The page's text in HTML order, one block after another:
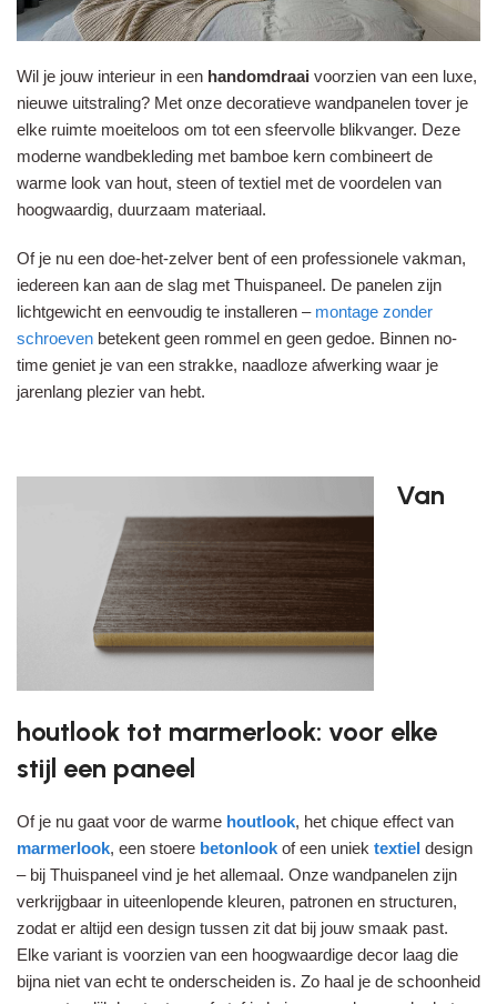
Wil je jouw interieur in een handomdraai voorzien van een luxe,
nieuwe uitstraling? Met onze decoratieve wandpanelen tover je
elke ruimte moeiteloos om tot een sfeervolle blikvanger. Deze
moderne wandbekleding met bamboe kern combineert de
warme look van hout, steen of textiel met de voordelen van
hoogwaardig, duurzaam materiaal.
Of je nu een doe-het-zelver bent of een professionele vakman,
iedereen kan aan de slag met Thuispaneel. De panelen zijn
lichtgewicht en eenvoudig te installeren – montage zonder
schroeven betekent geen rommel en geen gedoe. Binnen no-
time geniet je van een strakke, naadloze afwerking waar je
jarenlang plezier van hebt.
Van
houtlook tot marmerlook: voor elke
stijl een paneel
Of je nu gaat voor de warme houtlook, het chique effect van
marmerlook, een stoere betonlook of een uniek textiel design
– bij Thuispaneel vind je het allemaal. Onze wandpanelen zijn
verkrijgbaar in uiteenlopende kleuren, patronen en structuren,
zodat er altijd een design tussen zit dat bij jouw smaak past.
Elke variant is voorzien van een hoogwaardige decor laag die
bijna niet van echt te onderscheiden is. Zo haal je de schoonheid